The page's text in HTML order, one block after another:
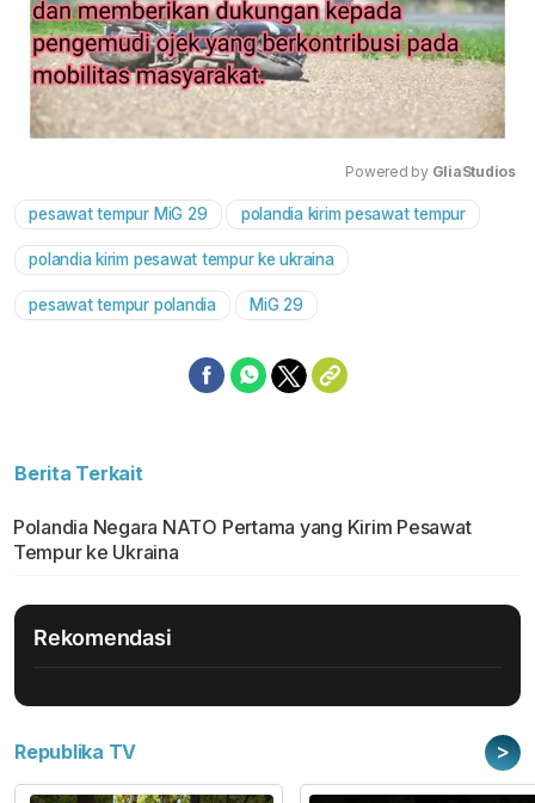
Mute
Powered by GliaStudios
pesawat tempur MiG 29 polandia kirim pesawat tempur
polandia kirim pesawat tempur ke ukraina
pesawat tempur polandia MiG 29
Berita Terkait
Polandia Negara NATO Pertama yang Kirim Pesawat
Tempur ke Ukraina
Rekomendasi
Republika TV >